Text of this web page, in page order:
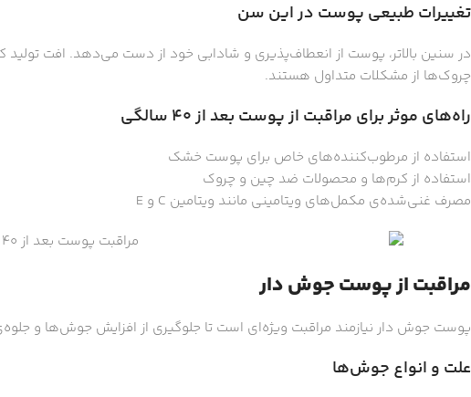
تغییرات طبیعی پوست در این سن
در سنین بالاتر، پوست از انعطاف‌پذیری و شادابی خود از دست می‌دهد. افت
چروک‌ها از مشکلات متداول هستند.
راه‌های موثر برای مراقبت از پوست بعد از ۴۰ سالگی
استفاده از مرطوب‌کننده‌های خاص برای پوست خشک
استفاده از کرم‌ها و محصولات ضد چین و چروک
مصرف غنی‌شده‌ی مکمل‌های ویتامینی مانند ویتامین C و E
مراقبت از پوست جوش دار
پوست جوش دار نیازمند مراقبت ویژه‌ای است تا جلوگیری از افزایش جوش‌ها و
علت و انواع جوش‌ها